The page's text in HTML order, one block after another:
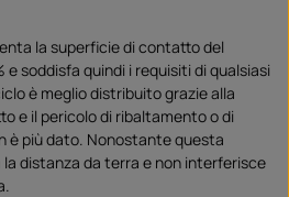
la superficie di contatto del
soddisfa quindi i requisiti di qualsiasi
è meglio distribuito grazie alla
e il pericolo di ribaltamento o di
è più dato. Nonostante questa
distanza da terra e non interferisce